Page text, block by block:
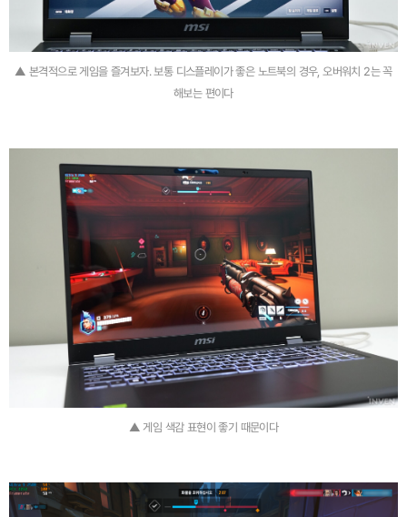
▲ 본격적으로 게임을 즐겨보자. 보통 디스플레이가 좋은 노트북의 경우, 오버워치 2는 꼭
해보는 편이다
▲ 게임 색감 표현이 좋기 때문이다